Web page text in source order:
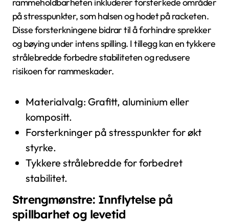
på stresspunkter, som halsen og hodet på racketen.
Disse forsterkningene bidrar til å forhindre sprekker
og bøying under intens spilling. I tillegg kan en tykkere
strålebredde forbedre stabiliteten og redusere
risikoen for rammeskader.
Materialvalg: Grafitt, aluminium eller
kompositt.
Forsterkninger på stresspunkter for økt
styrke.
Tykkere strålebredde for forbedret
stabilitet.
Strengmønstre: Innflytelse på
spillbarhet og levetid